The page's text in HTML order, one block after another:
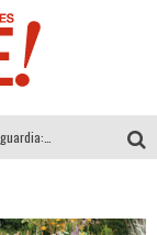
Alexandra Bedoya – La Constancia detrás de La Paletería